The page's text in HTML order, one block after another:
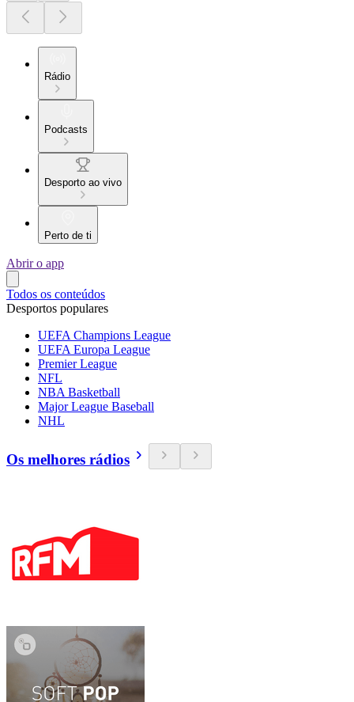
Rádio
Podcasts
Desporto ao vivo
Perto de ti
Abrir o app
Todos os conteúdos
Desportos populares
UEFA Champions League
UEFA Europa League
Premier League
NFL
NBA Basketball
Major League Baseball
NHL
Os melhores rádios